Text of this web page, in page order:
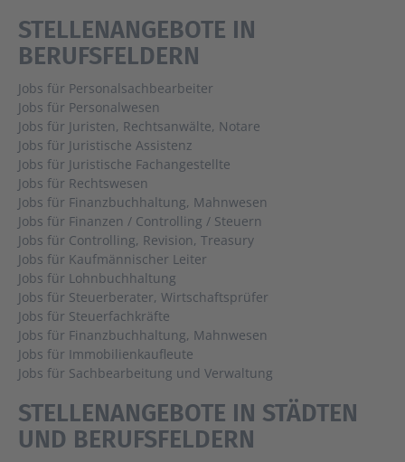
STELLENANGEBOTE IN
BERUFSFELDERN
Jobs für Personalsachbearbeiter
Jobs für Personalwesen
Jobs für Juristen, Rechtsanwälte, Notare
Jobs für Juristische Assistenz
Jobs für Juristische Fachangestellte
Jobs für Rechtswesen
Jobs für Finanzbuchhaltung, Mahnwesen
Jobs für Finanzen / Controlling / Steuern
Jobs für Controlling, Revision, Treasury
Jobs für Kaufmännischer Leiter
Jobs für Lohnbuchhaltung
Jobs für Steuerberater, Wirtschaftsprüfer
Jobs für Steuerfachkräfte
Jobs für Finanzbuchhaltung, Mahnwesen
Jobs für Immobilienkaufleute
Jobs für Sachbearbeitung und Verwaltung
STELLENANGEBOTE IN STÄDTEN
UND BERUFSFELDERN